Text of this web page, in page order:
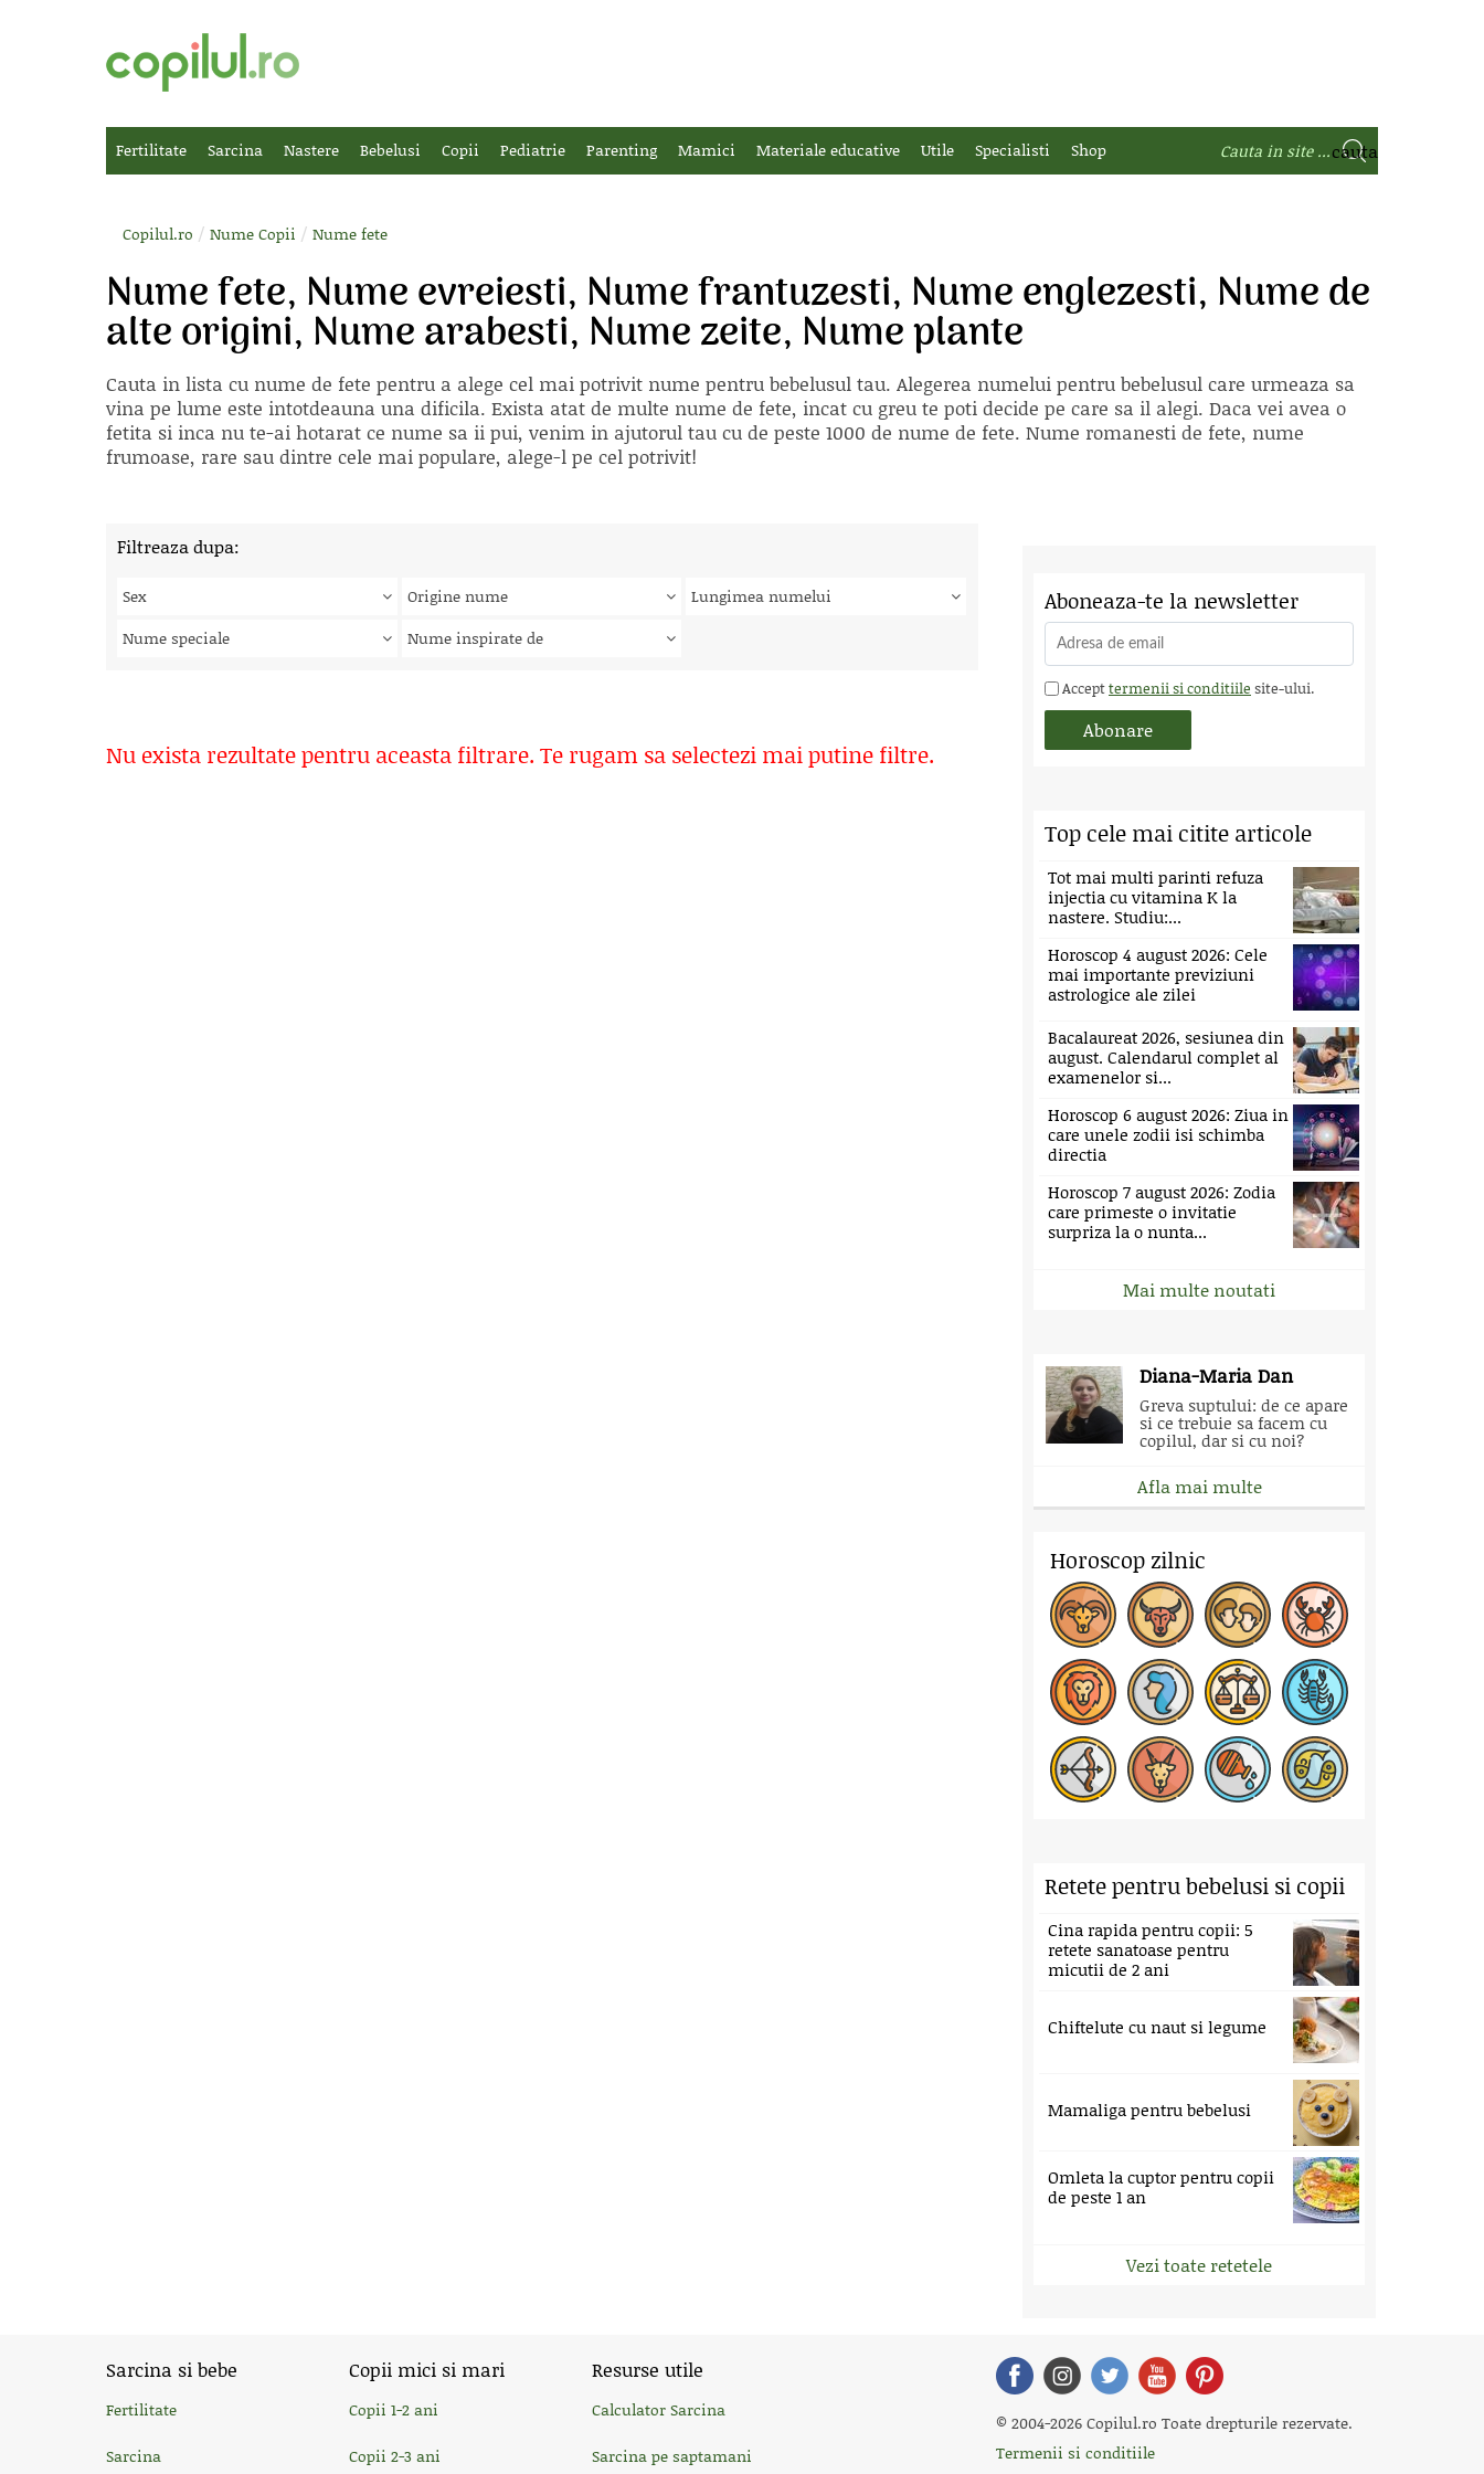
Fertilitate Sarcina Nastere Bebelusi Copii Pediatrie Parenting Mamici Materiale educative Utile Specialisti Shop
Copilul.ro / Nume Copii / Nume fete
Nume fete, Nume evreiesti, Nume frantuzesti, Nume englezesti, Nume de
alte origini, Nume arabesti, Nume zeite, Nume plante
Cauta in lista cu nume de fete pentru a alege cel mai potrivit nume pentru bebelusul tau. Alegerea numelui pentru bebelusul care urmeaza sa
vina pe lume este intotdeauna una dificila. Exista atat de multe nume de fete, incat cu greu te poti decide pe care sa il alegi. Daca vei avea o
fetita si inca nu te-ai hotarat ce nume sa ii pui, venim in ajutorul tau cu de peste 1000 de nume de fete. Nume romanesti de fete, nume
frumoase, rare sau dintre cele mai populare, alege-l pe cel potrivit!
Filtreaza dupa:
Sex Origine nume
Lungimea numelui
Nume speciale
Nume inspirate de
Nu exista rezultate pentru aceasta filtrare. Te rugam sa selectezi mai putine filtre.
Aboneaza-te la newsletter
Accepttermenii si conditiile site-ului.
Top cele mai citite articole
Tot mai multi parinti refuza
injectia cu vitamina K la
nastere. Studiu:...
Horoscop 4 august 2026: Cele
mai importante previziuni
astrologice ale zilei
Bacalaureat 2026, sesiunea din
august. Calendarul complet al
examenelor si...
Horoscop 6 august 2026: Ziua in
care unele zodii isi schimba
directia
Horoscop 7 august 2026: Zodia
care primeste o invitatie
surpriza la o nunta...
Mai multe noutati
Diana-Maria Dan
Greva suptului: de ce apare
si ce trebuie sa facem cu
copilul, dar si cu noi?
Afla mai multe
Horoscop zilnic
Retete pentru bebelusi si copii
Cina rapida pentru copii: 5
retete sanatoase pentru
micutii de 2 ani
Chiftelute cu naut si legume
Mamaliga pentru bebelusi
Omleta la cuptor pentru copii
de peste 1 an
Vezi toate retetele
Sarcina si bebe
Fertilitate
Sarcina
Copii mici si mari
Copii 1-2 ani
Copii 2-3 ani
Resurse utile
Calculator Sarcina
Sarcina pe saptamani
© 2004-2026 Copilul.ro Toate drepturile rezervate.
Termenii si conditiile